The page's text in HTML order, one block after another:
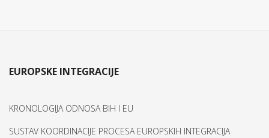
EUROPSKE INTEGRACIJE
KRONOLOGIJA ODNOSA BIH I EU
SUSTAV KOORDINACIJE PROCESA EUROPSKIH INTEGRACIJA